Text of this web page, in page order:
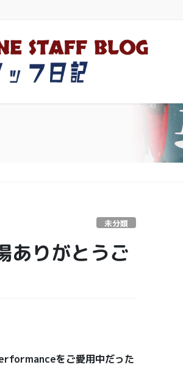
未分類
ありがとうご
をご愛用中だった